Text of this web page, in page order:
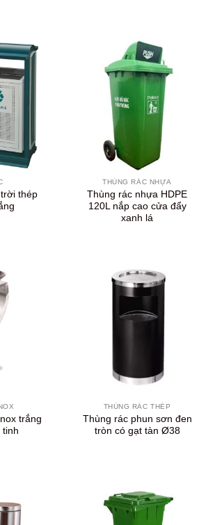
thép
THÙNG RÁC NHỰA
Thùng rác nhựa HDPE
120L nắp cao cửa đẩy
xanh lá
trắng
tinh
THÙNG RÁC THÉP
Thùng rác phun sơn đen
tròn có gạt tàn Ø38